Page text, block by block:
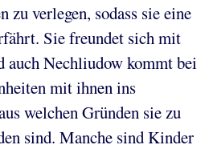
zu verlegen, sodass sie eine
Sie freundet sich mit
auch Nechliudow kommt bei
mit ihnen ins
welchen Gründen sie zu
sind. Manche sind Kinder